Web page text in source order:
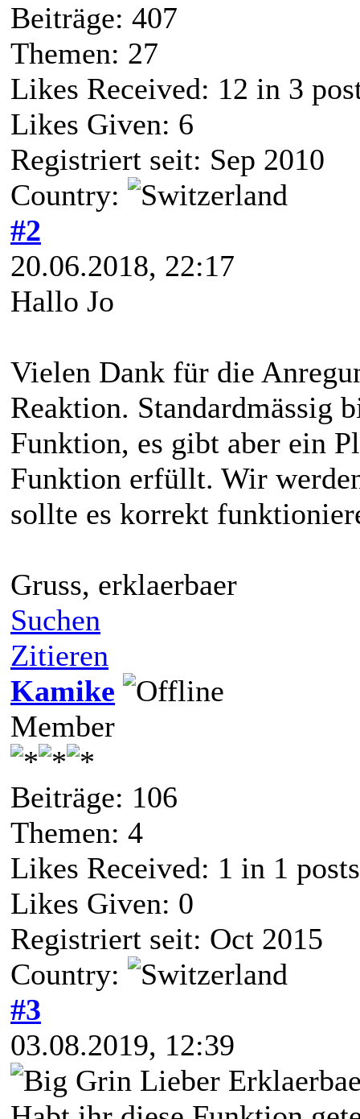
Beiträge: 407
Themen: 27
Likes Received: 12 in 3
Likes Given: 6
Registriert seit: Sep 2010
Country:
#2
20.06.2018, 22:17
Hallo Jo
Vielen Dank für die
Reaktion. Standardmässig
Funktion, es gibt aber ein
Funktion erfüllt. Wir
sollte es korrekt
Gruss, erklaerbaer
Suchen
Zitieren
Kamike
Member
Beiträge: 106
Themen: 4
Likes Received: 1 in 1 posts
Likes Given: 0
Registriert seit: Oct 2015
Country:
#3
03.08.2019, 12:39
Lieber